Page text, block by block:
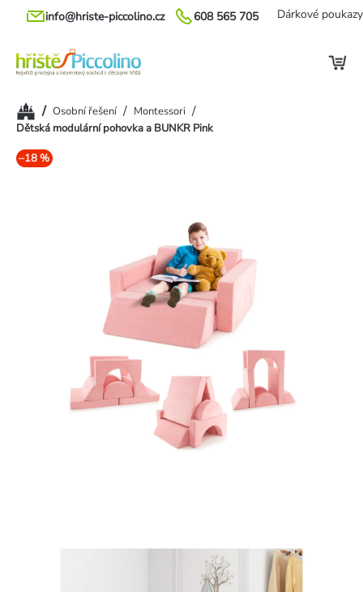
Přejít
608 565 705
info@hriste-piccolino.cz Dárkové poukazy
Domů/ Osobní řešení / Montessori /
Dětská modulární pohovka a BUNKR Pink
–18 %